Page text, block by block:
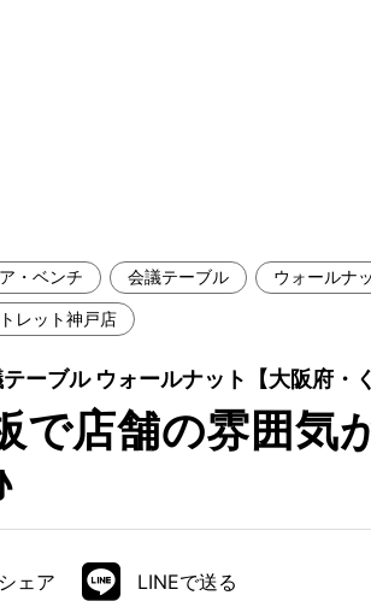
HOME 直営店
新宿ギャラリー
レジンギャラリー
吉祥寺ギャラリー
大阪梅田ギャラリー
・ベンチ 会議テーブル ウォールナ
レット神戸店
で店舗の雰囲気
ーブル ウォールナット【大阪府・
シェア LINEで送る